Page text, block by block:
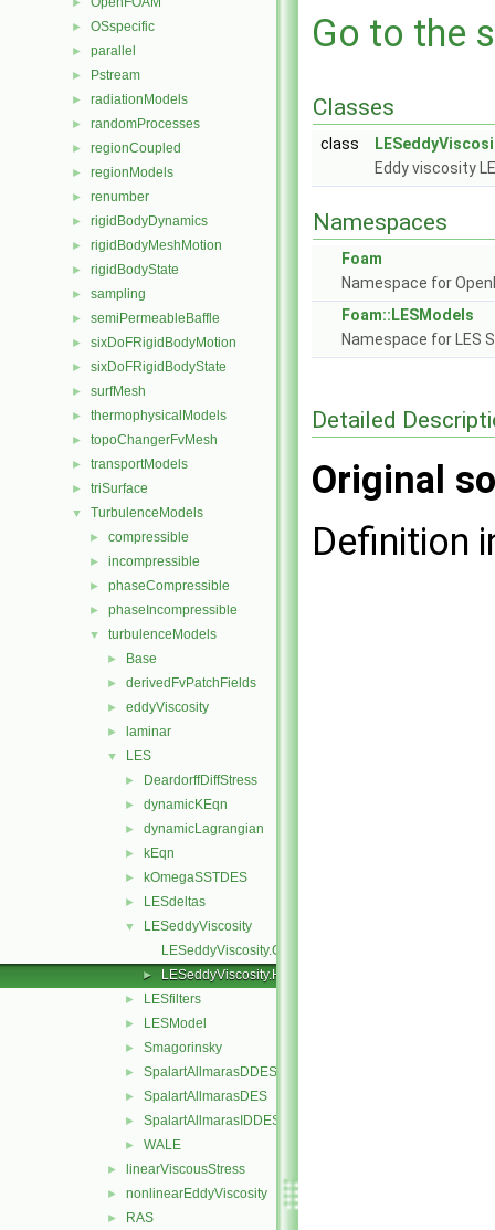
► OSspecific
► parallel
► Pstream
► radiationModels
► randomProcesses
► regionCoupled
► regionModels
► renumber
► rigidBodyDynamics
► rigidBodyMeshMotion
► rigidBodyState
► sampling
► semiPermeableBaffle
► sixDoFRigidBodyMotion
► sixDoFRigidBodyState
► surfMesh
► thermophysicalModels
► topoChangerFvMesh
► transportModels
► triSurface
▼ TurbulenceModels
► compressible
► incompressible
► phaseCompressible
► phaseIncompressible
▼ turbulenceModels
► Base
► derivedFvPatchFields
► eddyViscosity
► laminar
▼ LES
► DeardorffDiffStress
► dynamicKEqn
► dynamicLagrangian
► kEqn
► kOmegaSSTDES
► LESdeltas
▼
LESeddyViscosity
LESeddyViscosity.C
► LESeddyViscosity.H
► LESfilters
► LESModel
► Smagorinsky
► SpalartAllmarasDDES
► SpalartAllmarasDES
► SpalartAllmarasIDDES
► WALE
► linearViscousStress
► nonlinearEddyViscosity
► RAS
Go to the
Classes
class
Eddy viscosity
Namespaces
Foam
Namespace for
Foam::LESModels
Namespace for LES
Detailed
Original
Definition